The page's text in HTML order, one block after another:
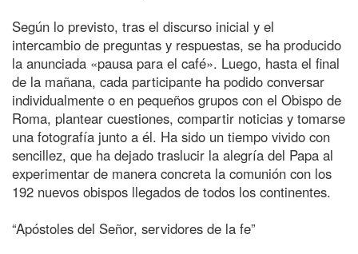
Según lo previsto, tras el discurso inicial y el
intercambio de preguntas y respuestas, se ha producido
la anunciada «pausa para el café». Luego, hasta el final
de la mañana, cada participante ha podido conversar
individualmente o en pequeños grupos con el Obispo de
Roma, plantear cuestiones, compartir noticias y tomarse
una fotografía junto a él. Ha sido un tiempo vivido con
sencillez, que ha dejado traslucir la alegría del Papa al
experimentar de manera concreta la comunión con los
192 nuevos obispos llegados de todos los continentes.
“Apóstoles del Señor, servidores de la fe”